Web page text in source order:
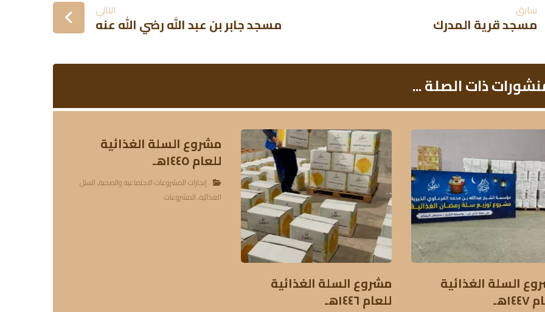
سابق
مسجد قرية المدرك
التالي
مسجد جابر بن عبد الله رضي الله عنه
ذات الصلة ...
السلة الغذائية مشروع السلة الغذائية
للعام ١٤٤٦هـ
مشروع السلة الغذائية
للعام ١٤٤٥هـ
إنجازات المشروعات الاجتماعية والصحية,السلل
الغذائية,المشروعات